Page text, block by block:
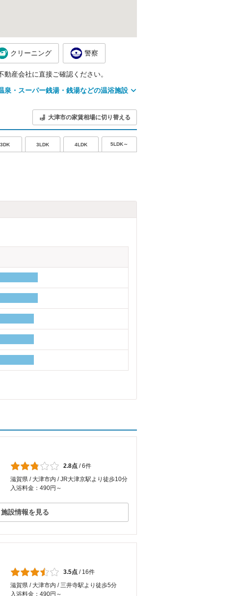
クリーニング 警察
産会社に直接ご確認ください。
泉・スーパー銭湯・銭湯などの温浴施設
大津市の家賃相場に切り替える
3DK 3LDK 4LDK 5LDK～
2.8点 /6件
滋賀県 / 大津市内 / JR大津京駅より徒歩10分
入浴料金：490円～
施設情報を見る
3.5点 / 16件
滋賀県 / 大津市内 / 三井寺駅より徒歩5分
入浴料金：490円～